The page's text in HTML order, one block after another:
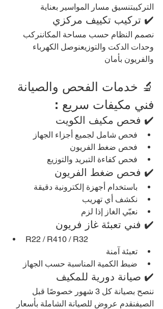
التركيبتنسيق مسار المواسير بعناية
✔️ تركيب تكييف مركزي
نصمم النظام حسب مساحة المكاننركب
وحدات الدكت والتوزيعنوصل الكهرباء
والفريون بأمان
🔬 خدمات الفحص والصيانة
فني مكيفات سريع :
✔️ فحص مكيف الكويت
فحص شامل لجميع أجزاء الجهاز
فحص ضغط الفريون
فحص كفاءة التبريد والتوزيع
✔️ فحص ضغط الفريون
باستخدام أجهزة إلكترونية دقيقة
نكشف أي تهريب
نعبّي الغاز إذا لزم
✔️ فني تعبئة غاز فريون
R22 / R410 / R32
تعبئة آمنة
ضبط الكمية المناسبة حسب الجهاز
✔️ صيانة دورية للمكيف
ننصح بصيانة كل 3 شهور خصوصًا قبل
الصيفنقدم عروض للصيانة الشاملة بأسعار